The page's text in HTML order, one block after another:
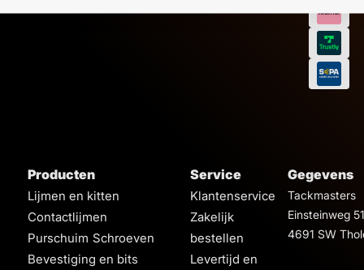
Producten
Lijmen en kitten
Contactlijmen
Purschuim Schroeven
Bevestiging en bits
Service
Klantenservice
Zakelijk
bestellen
Levertijd en
Gegevens
Tackmasters
Einsteinweg 51
4691 SW